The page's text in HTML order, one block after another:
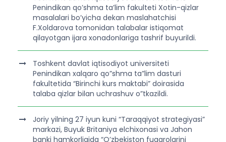
Penindikan qo’shma ta’lim fakulteti Xotin-qizlar
masalalari bo’yicha dekan maslahatchisi
F.Xoldarova tomonidan talabalar istiqomat
qilayotgan ijara xonadonlariga tashrif buyurildi.
Toshkent davlat iqtisodiyot universiteti
Penindikan xalqaro qo”shma ta”lim dasturi
fakultetida “Birinchi kurs maktabi” doirasida
talaba qizlar bilan uchrashuv o”tkazildi.
Joriy yilning 27 iyun kuni “Taraqqiyot strategiyasi”
markazi, Buyuk Britaniya elchixonasi va Jahon
banki hamkorligida “O’zbekiston fuqarolarini